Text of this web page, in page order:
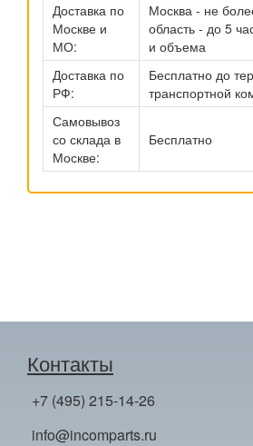
Доставка по
Москве и
МО:
Москва - не
область - до 5
и объема
Доставка по
РФ:
Бесплатно до
транспортной
Самовывоз
со склада в
Москве:
Бесплатно
Контакты
+7 (495) 215-14-26
info@incomparts.ru